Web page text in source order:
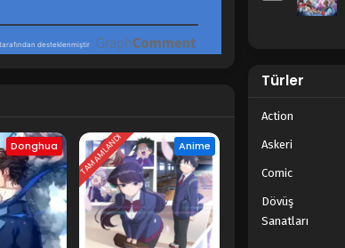
Donghua TAMAMLANDI Anime
Türler
Action
Askeri
Comic
Dövüş
Sanatları